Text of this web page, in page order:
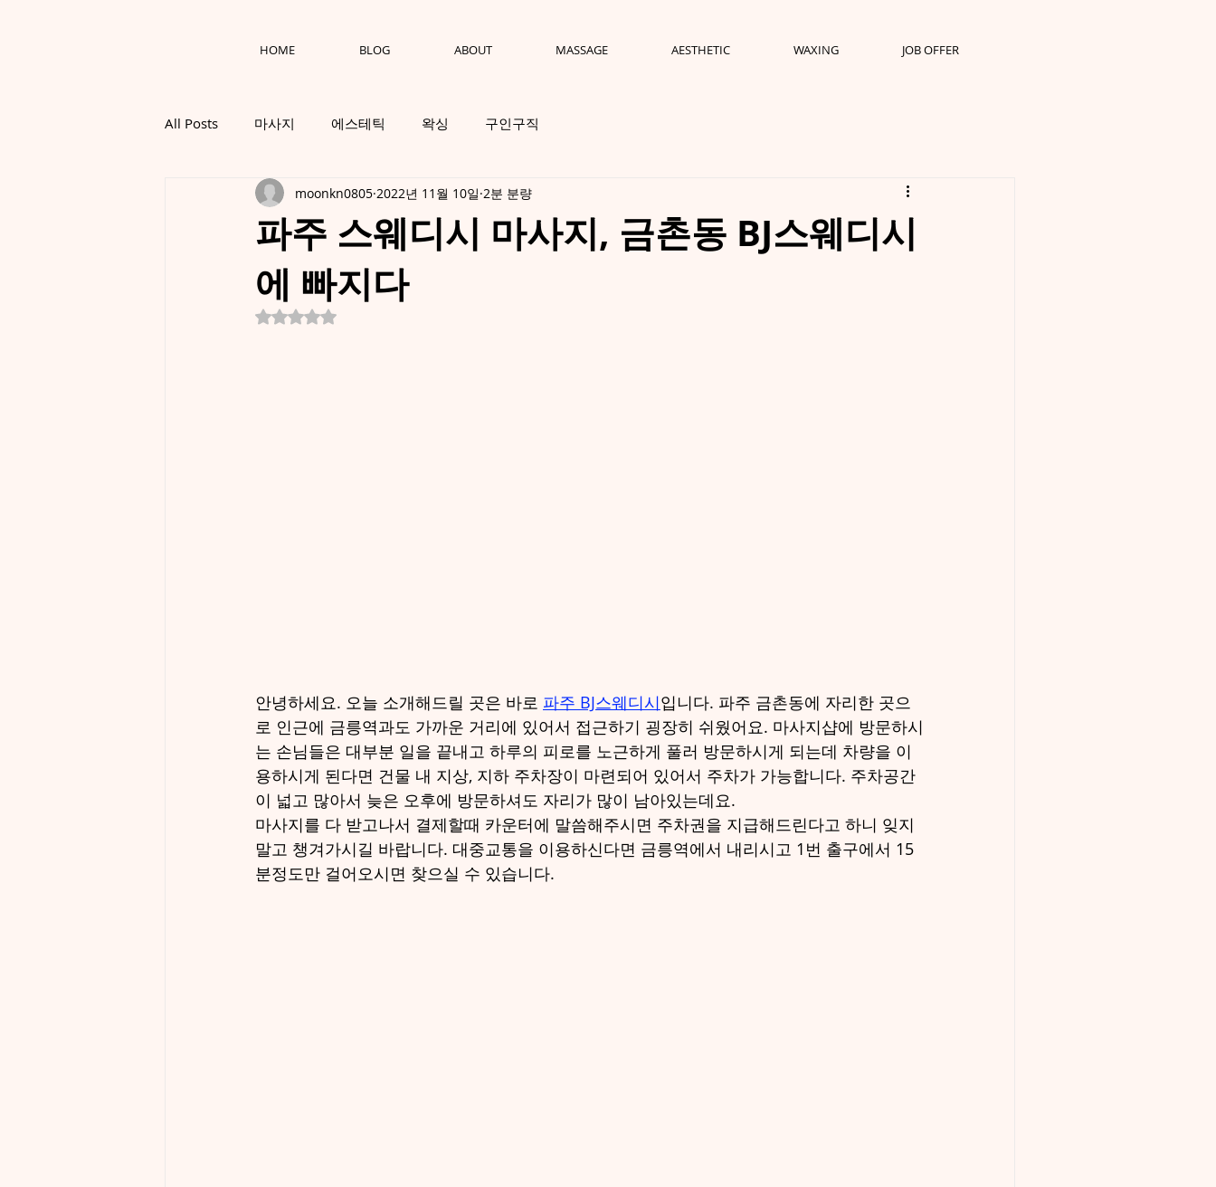
HOME BLOG ABOUT MASSAGE AESTHETIC WAXING JOB OFFER
All Posts 마사지 에스테틱 왁싱 구인구직
파주 스웨디시 마사지, 금촌동 BJ스웨디시
에 빠지다
moonkn0805 2022년 11월 10일 2분 분량
별점 5점 중 NaN점을 주었습니다.
안녕하세요. 오늘 소개해드릴 곳은 바로 파주 BJ스웨디시입니다. 파주 금촌동에 자리한 곳으
로 인근에 금릉역과도 가까운 거리에 있어서 접근하기 굉장히 쉬웠어요. 마사지샵에 방문하시
는 손님들은 대부분 일을 끝내고 하루의 피로를 노근하게 풀러 방문하시게 되는데 차량을 이
용하시게 된다면 건물 내 지상, 지하 주차장이 마련되어 있어서 주차가 가능합니다. 주차공간
이 넓고 많아서 늦은 오후에 방문하셔도 자리가 많이 남아있는데요.
마사지를 다 받고나서 결제할때 카운터에 말씀해주시면 주차권을 지급해드린다고 하니 잊지
말고 챙겨가시길 바랍니다. 대중교통을 이용하신다면 금릉역에서 내리시고 1번 출구에서 15
분정도만 걸어오시면 찾으실 수 있습니다.